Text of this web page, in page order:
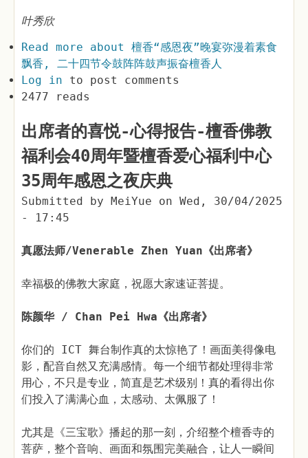
叶秀欣
Read more about 檀香“感恩夜”晚宴弥漫着素食
飘香, 二十四节令鼓阵阵鼓声振奋檀香人
Log in to post comments
2477 reads
出席者的喜悦-心得报告-檀香佛教
福利会40周年暨檀香爱心福利中心
35周年感恩之夜庆典
Submitted by MeiYue on Wed, 30/04/2025
- 17:45
真愿法师/Venerable Zhen Yuan《出席者》
幸福极的佛教大家庭，祝愿大家速证菩提。
陈颜华 / Chan Pei Hwa《出席者》
你们的 ICT 舞台制作真的太惊艳了！画面美得像电
影，配音自然又充满感情。每一个细节都处理得非常
用心，不只是专业，简直是艺术级别！真的看得出你
们投入了满满心血，太感动、太佩服了！
尤其是《三宝歌》播起的那一刻，介绍整个檀香寺的
菩萨，整个音响、画面和氛围完美融合，让人一瞬间